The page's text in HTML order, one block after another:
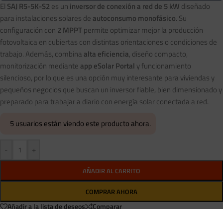
El SAJ R5-5K-S2 es un inversor de conexión a red de 5 kW diseñado
para instalaciones solares de autoconsumo monofásico. Su
configuración con 2 MPPTpermite optimizar mejor la producción
fotovoltaica en cubiertas con distintas orientaciones o condiciones de
trabajo. Además, combina alta eficiencia, diseño compacto,
monitorización mediante app eSolar Portal y funcionamiento
silencioso, por lo que es una opción muy interesante para viviendas y
pequeños negocios que buscan un inversor fiable, bien dimensionado y
preparado para trabajar a diario con energía solar conectada a red.
5usuarios están viendo este producto ahora.
- +
AÑADIR AL CARRITO
COMPRAR AHORA
Añadir a la lista de deseos Comparar